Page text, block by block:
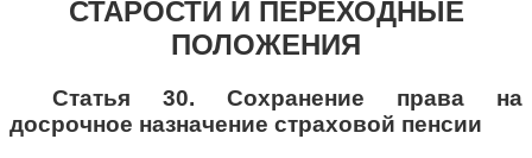
СТАРОСТИ И ПЕРЕХОДНЫЕ
ПОЛОЖЕНИЯ
Статья 30. Сохранение права на
досрочное назначение страховой пенсии